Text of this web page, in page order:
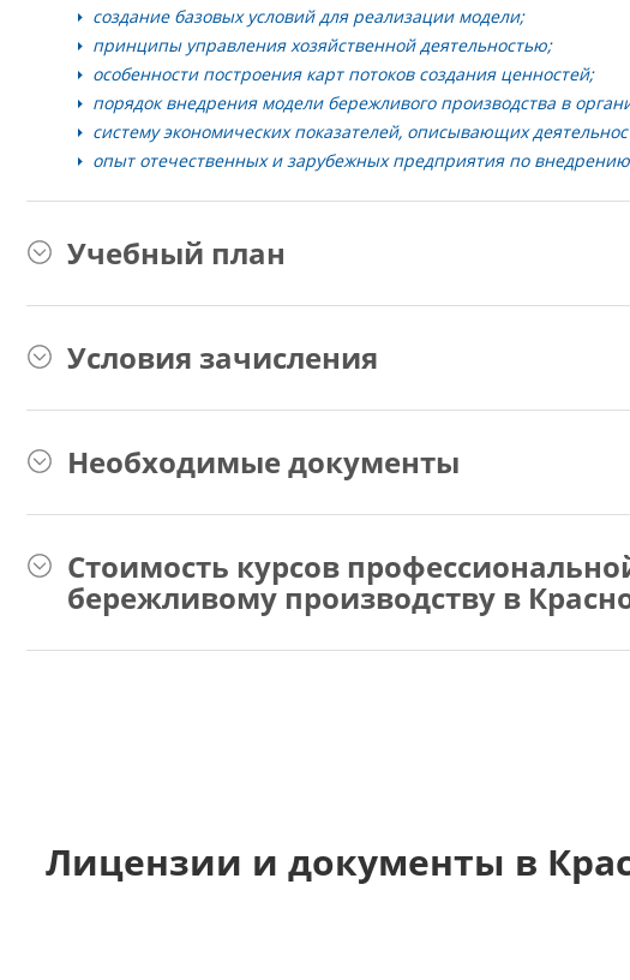
создание базовых условий для реализации модели;
принципы управления хозяйственной деятельностью;
особенности построения карт потоков создания ценностей;
порядок внедрения модели бережливого производства в
систему экономических показателей, описывающих
опыт отечественных и зарубежных предприятия по
Учебный план
Условия зачисления
Необходимые документы
Стоимость курсов
бережливому производству в
Лицензии и документы в